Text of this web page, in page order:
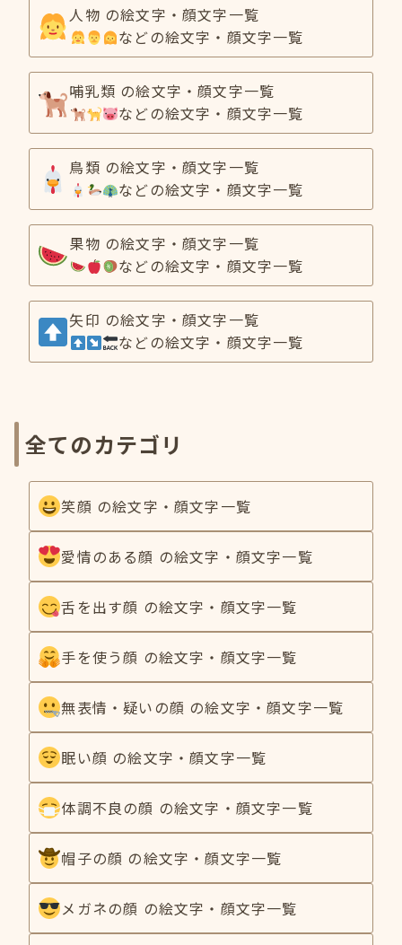
人物 の絵文字・顔文字一覧
などの絵文字・顔文字一覧
哺乳類 の絵文字・顔文字一覧
などの絵文字・顔文字一覧
鳥類 の絵文字・顔文字一覧
などの絵文字・顔文字一覧
果物 の絵文字・顔文字一覧
などの絵文字・顔文字一覧
矢印 の絵文字・顔文字一覧
などの絵文字・顔文字一覧
全てのカテゴリ
笑顔 の絵文字・顔文字一覧
愛情のある顔 の絵文字・顔文字一覧
舌を出す顔 の絵文字・顔文字一覧
手を使う顔 の絵文字・顔文字一覧
無表情・疑いの顔 の絵文字・顔文字一覧
眠い顔 の絵文字・顔文字一覧
体調不良の顔 の絵文字・顔文字一覧
帽子の顔 の絵文字・顔文字一覧
メガネの顔 の絵文字・顔文字一覧